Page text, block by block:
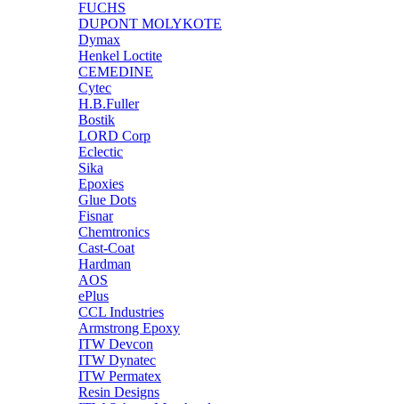
FUCHS
DUPONT MOLYKOTE
Dymax
Henkel Loctite
CEMEDINE
Cytec
H.B.Fuller
Bostik
LORD Corp
Eclectic
Sika
Epoxies
Glue Dots
Fisnar
Chemtronics
Cast-Coat
Hardman
AOS
ePlus
CCL Industries
Armstrong Epoxy
ITW Devcon
ITW Dynatec
ITW Permatex
Resin Designs